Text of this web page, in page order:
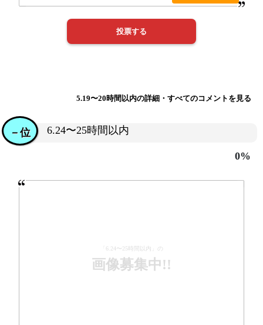
5.19〜20時間以内の詳細・すべてのコメントを見る
6.24〜25時間以内
－位
0%
「6.24〜25時間以内」の
画像募集中!!